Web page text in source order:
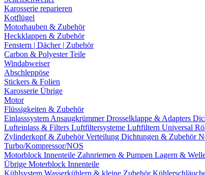
Karosserie reparieren
Kotflügel
Motorhauben & Zubehör
Heckklappen & Zubehör
Fenstern | Dächer | Zubehör
Carbon & Polyester Teile
Windabweiser
Abschleppöse
Stickers & Folien
Karosserie Übrige
Motor
Flüssigkeiten & Zubehör
Einlasssystem AnsaugkrümmerDrosselklappe & Adapters
Lufteinlass & Filters Luftfiltersysteme Luftfiltern Universal
Zylinderkopf & ZubehörVerteilung Dichtungen & Zubehör
Turbo/Kompressor/NOS
Motorblock Innenteile Zahnriemen & Pumpen Lagern &
Übrige Moterblock Innenteile
Kühlsystem Wasserkühlern & kleine Zubehör